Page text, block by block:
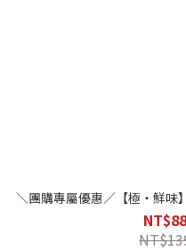
-製程嚴謹。絕
＼團購專屬優惠／【極・鮮味